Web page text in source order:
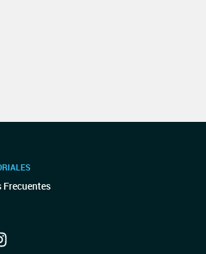
Frecuentes